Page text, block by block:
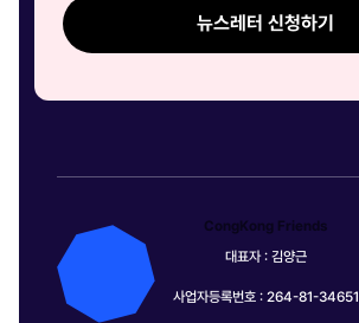
뉴스레터 신청하기
CongKong Friends
대표자 : 김양근
사업자등록번호 : 264-81-34651